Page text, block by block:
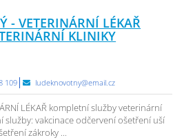
- VETERINÁRNÍ LÉKAŘ
KLINIKY
109 ludeknovotny@email.cz
LÉKAŘ kompletní služby veterinární
služby: vakcinace odčervení ošetření uší
zákroky ...